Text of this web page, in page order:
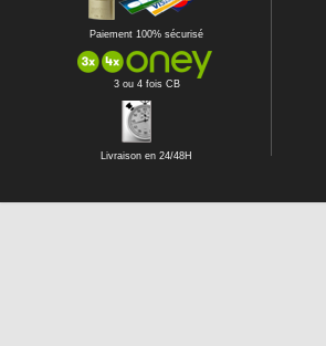
Paiement 100% sécurisé
3 ou 4 fois CB
Livraison en 24/48H